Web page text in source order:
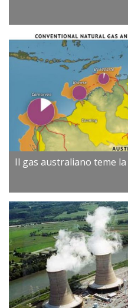
Il gas australiano teme